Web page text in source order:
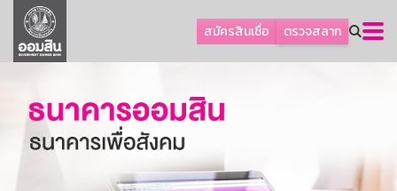
สมัครสินเชื่อ ตรวจสลาก
ลูกค้าธุรกิจ
ลูกค้าผู้ประกอบรายย่อย
ออมเพื่อสุข
เกี่ยวกับธนาคาร
การพัฒนาที่ยั่งยืน